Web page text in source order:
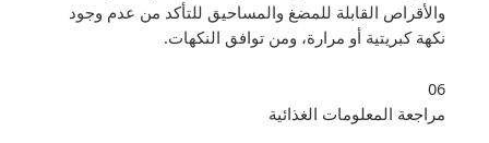
والأقراص القابلة للمضغ والمساحيق للتأكد من عدم وجود
نكهة كبريتية أو مرارة، ومن توافق النكهات.
مراجعة المعلومات الغذائية